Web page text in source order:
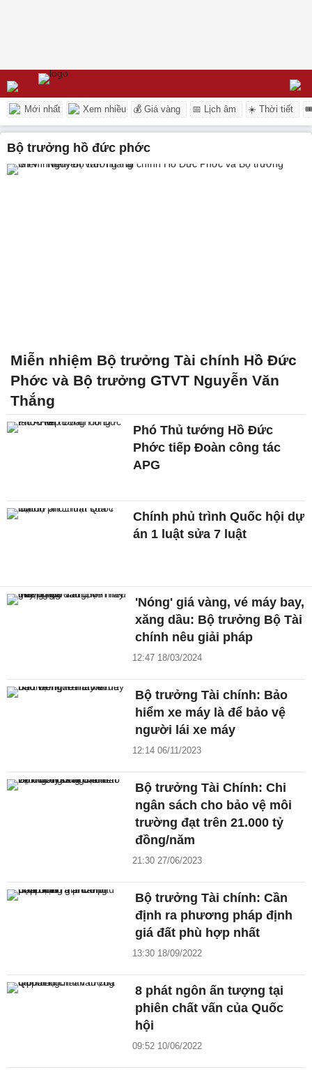
Mới nhất Xem nhiều 💰 Giá vàng 📅 Lịch âm ☀️ Thời tiết
bộ trưởng hồ đức phớc
Miễn nhiệm Bộ trưởng Tài chính Hồ Đức
Phớc và Bộ trưởng GTVT Nguyễn Văn
Thắng
Phó Thủ tướng Hồ Đức
Phớc tiếp Đoàn công tác
APG
Chính phủ trình Quốc hội dự
án 1 luật sửa 7 luật
'Nóng' giá vàng, vé máy bay,
xăng dầu: Bộ trưởng Bộ Tài
chính nêu giải pháp
12:47 18/03/2024
Bộ trưởng Tài chính: Bảo
hiểm xe máy là để bảo vệ
người lái xe máy
12:14 06/11/2023
Bộ trưởng Tài Chính: Chi
ngân sách cho bảo vệ môi
trường đạt trên 21.000 tỷ
đồng/năm
21:30 27/06/2023
Bộ trưởng Tài chính: Cần
định ra phương pháp định
giá đất phù hợp nhất
13:30 18/09/2022
8 phát ngôn ấn tượng tại
phiên chất vấn của Quốc
hội
09:52 10/06/2022